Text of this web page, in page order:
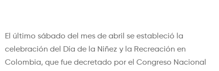
El último sábado del mes de abril se estableció la
celebración del Día de la Niñez y la Recreación en
Colombia, que fue decretado por el Congreso Nacional